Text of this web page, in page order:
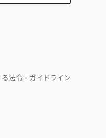
法令・ガイドライン